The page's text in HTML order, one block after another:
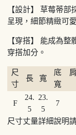
【設計】 草莓蒂
呈現，細節精緻可
【穿搭】 能成為
穿搭加分。
尺
寸
長 寬
底
寬
F
24.
5
23.
5
7
尺寸丈量詳細說明